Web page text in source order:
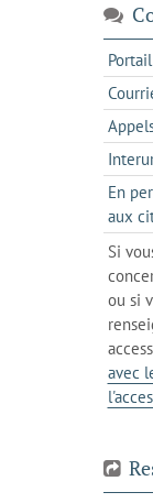
En
aux
Si
ou si
avec